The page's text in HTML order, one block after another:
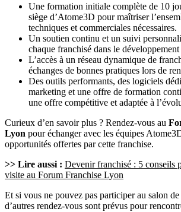
Une formation initiale complète de 10
siège d’Atome3D pour maîtriser
techniques et commerciales nécessaires.
Un soutien continu et un suivi
chaque franchisé dans le
L’accès à un réseau dynamique de
échanges de bonnes pratiques lors de
Des outils performants, des logiciels
marketing et une offre de formation
une offre compétitive et adaptée à
Curieux d’en savoir plus ? Rendez-vous au
Lyon pour échanger avec les équipes
opportunités offertes par cette franchise.
>> Lire aussi : Devenir franchisé : 5 conseils
visite au Forum Franchise Lyon
Et si vous ne pouvez pas participer au salon
d’autres rendez-vous sont prévus pour